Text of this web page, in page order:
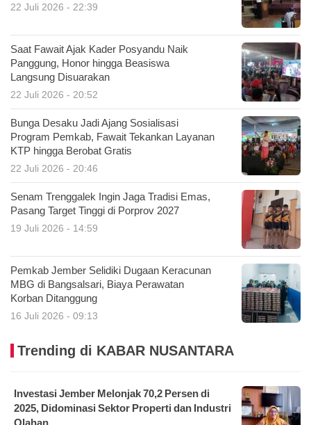
22 Juli 2026 - 22:39
Saat Fawait Ajak Kader Posyandu Naik
Panggung, Honor hingga Beasiswa
Langsung Disuarakan
22 Juli 2026 - 20:52
Bunga Desaku Jadi Ajang Sosialisasi
Program Pemkab, Fawait Tekankan Layanan
KTP hingga Berobat Gratis
22 Juli 2026 - 20:46
Senam Trenggalek Ingin Jaga Tradisi Emas,
Pasang Target Tinggi di Porprov 2027
19 Juli 2026 - 14:59
Pemkab Jember Selidiki Dugaan Keracunan
MBG di Bangsalsari, Biaya Perawatan
Korban Ditanggung
16 Juli 2026 - 09:13
Trending di KABAR NUSANTARA
Investasi Jember Melonjak 70,2 Persen di
2025, Didominasi Sektor Properti dan Industri